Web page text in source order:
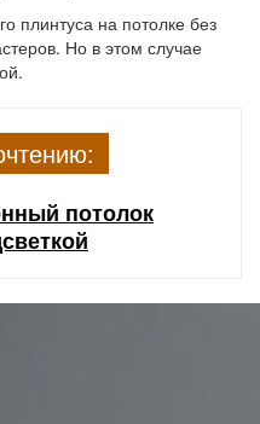
плинтуса на потолке без
Но в этом случае
потолок